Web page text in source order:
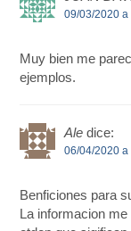
09/03/2020
Muy bien me
ejemplos.
Ale dice:
06/04/2020
Benficiones para
La informacion